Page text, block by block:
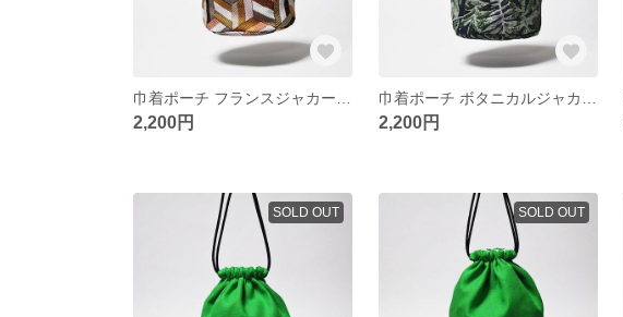
2,200円 2,200円
SOLD OUT SOLD OUT